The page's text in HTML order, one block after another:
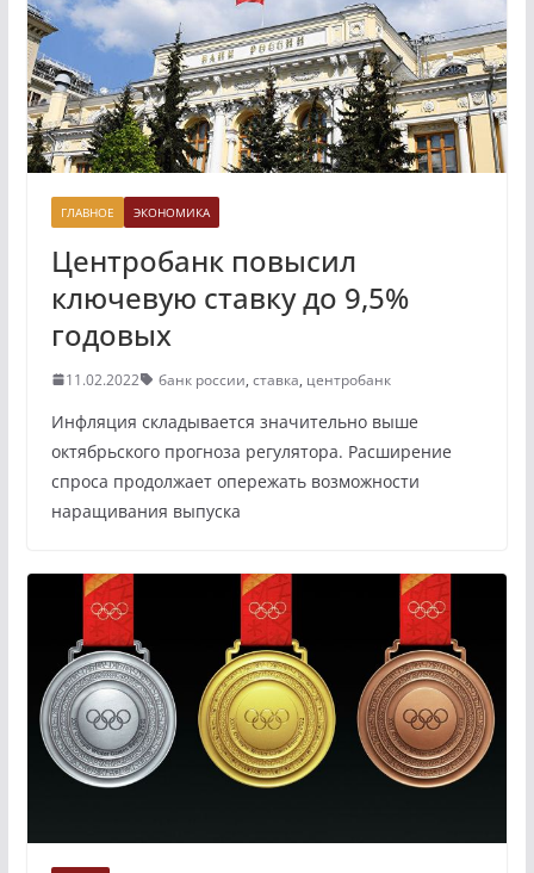
ГЛАВНОЕ ЭКОНОМИКА
Центробанк повысил
ключевую ставку до 9,5%
годовых
11.02.2022 банк россии, ставка, центробанк
Инфляция складывается значительно выше
октябрьского прогноза регулятора. Расширение
спроса продолжает опережать возможности
наращивания выпуска